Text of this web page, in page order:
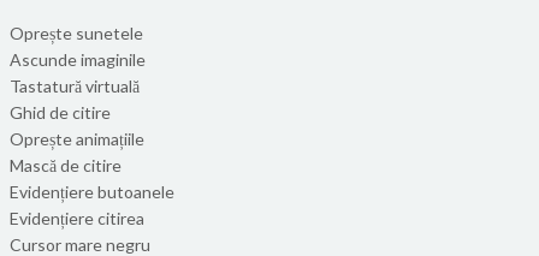
Oprește sunetele
Ascunde imaginile
Tastatură virtuală
Ghid de citire
Oprește animațiile
Mască de citire
Evidențiere butoanele
Evidențiere citirea
Cursor mare negru